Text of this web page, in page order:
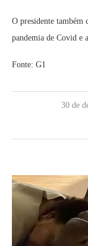
O presidente também
pandemia de Covid e
Fonte: G1
30 de